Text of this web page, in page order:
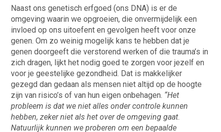
Naast ons genetisch erfgoed (ons DNA) is er de
omgeving waarin we opgroeien, die onvermijdelijk een
invloed op ons uitoefent en gevolgen heeft voor onze
genen. Om zo weinig mogelijk kans te hebben dat je
genen doorgeeft die verstorend werken of die trauma’s in
zich dragen, lijkt het nodig goed te zorgen voor jezelf en
voor je geestelijke gezondheid. Dat is makkelijker
gezegd dan gedaan als mensen niet altijd op de hoogte
zijn van risico’s of van hun eigen onbehagen. “Het
probleem is dat we niet alles onder controle kunnen
hebben, zeker niet als het over de omgeving gaat.
Natuurlijk kunnen we proberen om een bepaalde